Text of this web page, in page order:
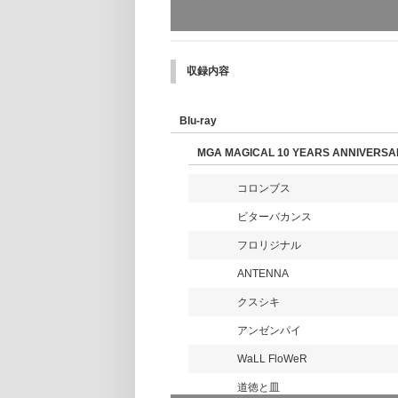
＜初回限定盤共通仕様＞
・ぬいぐるみポーチ (ショルダー付) Inspired
・アクリルスタンド (3種セット) feat.
・デコレーションシール Inspired by
・ステージマップ レジャーシート Inspired
・ジェラートカップ ＆ スプーン Inspired by
MGA MAGICAL 10 YEARS
～」を開催。２日間で約10万人の観客を
説”となった圧巻のステージパフォーマン
【特典映像】Documentary -- Episode 9
Mrs. GREEN APPLE初のドキュメンタリ
知ることができるもの。映画本編内には
収録内容
Blu-ray
MGA MAGICAL 10 YEARS
コロンブス
ビターバカンス
フロリジナル
ANTENNA
クスシキ
アンゼンパイ
WaLL FloWeR
道徳と皿